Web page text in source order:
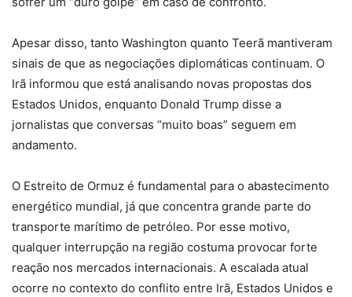
Apesar disso, tanto Washington quanto Teerã mantiveram
sinais de que as negociações diplomáticas continuam. O
Irã informou que está analisando novas propostas dos
Estados Unidos, enquanto Donald Trump disse a
jornalistas que conversas “muito boas” seguem em
andamento.
O Estreito de Ormuz é fundamental para o abastecimento
energético mundial, já que concentra grande parte do
transporte marítimo de petróleo. Por esse motivo,
qualquer interrupção na região costuma provocar forte
reação nos mercados internacionais. A escalada atual
ocorre no contexto do conflito entre Irã, Estados Unidos e